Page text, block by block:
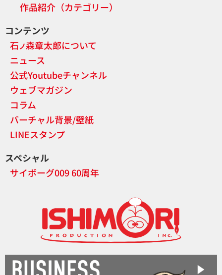
作品紹介（カテゴリー）
コンテンツ
石ノ森章太郎について
ニュース
公式Youtubeチャンネル
ウェブマガジン
コラム
バーチャル背景/壁紙
LINEスタンプ
スペシャル
サイボーグ009 60周年